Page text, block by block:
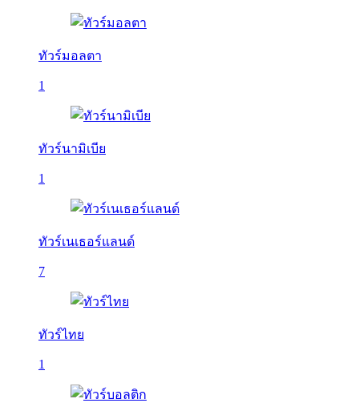
ทัวร์มอลตา
1
ทัวร์นามิเบีย
1
ทัวร์เนเธอร์แลนด์
7
ทัวร์ไทย
1